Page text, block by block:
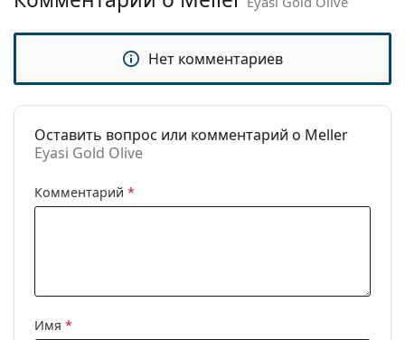
Категория:
Солнцезащитные очки
Бренд:
Meller
Использование:
Модные
Нет комментариев
Оставить вопрос или комментарий о Meller
Eyasi Gold Olive
Комментарий *
Имя *